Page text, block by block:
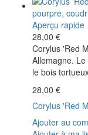
Aperçu rapide
28,00 €
Corylus 'Red
Allemagne.
le bois
28,00 €
Corylus 'Red
Ajouter au